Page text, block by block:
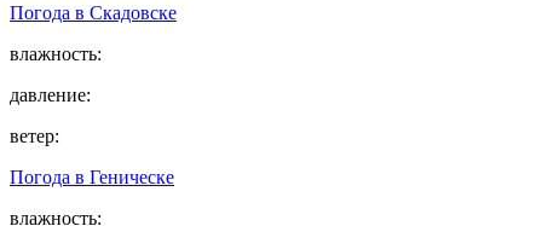
Погода в Скадовске
влажность:
давление:
ветер:
Погода в Геническе
влажность: